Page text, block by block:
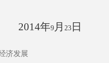
2014年9 月23 日
济发展